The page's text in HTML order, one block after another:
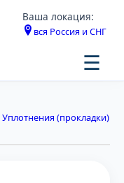
Ваша локация:
вся Россия и СНГ
☰
Уплотнения (прокладки)